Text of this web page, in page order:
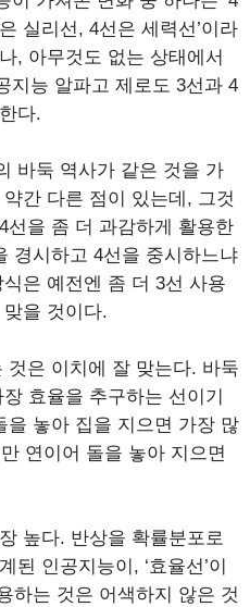
실리선, 4선은 세력선’이라
, 아무것도 없는 상태에서
지능 알파고 제로도 3선과 4
다.
바둑 역사가 같은 것을 가
간 다른 점이 있는데, 그것
선을 좀 더 과감하게 활용한
경시하고 4선을 중시하느냐
은 예전엔 좀 더 3선 사용
을 것이다.
것은 이치에 잘 맞는다. 바둑
효율을 추구하는 선이기
을 놓아 집을 지으면 가장 많
연이어 돌을 놓아 지으면
높다. 반상을 확률분포로
된 인공지능이, ‘효율선’이
하는 것은 어색하지 않은 것